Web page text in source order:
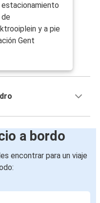
estacionamiento
y a pie
Gent
a bordo
encontrar para un viaje